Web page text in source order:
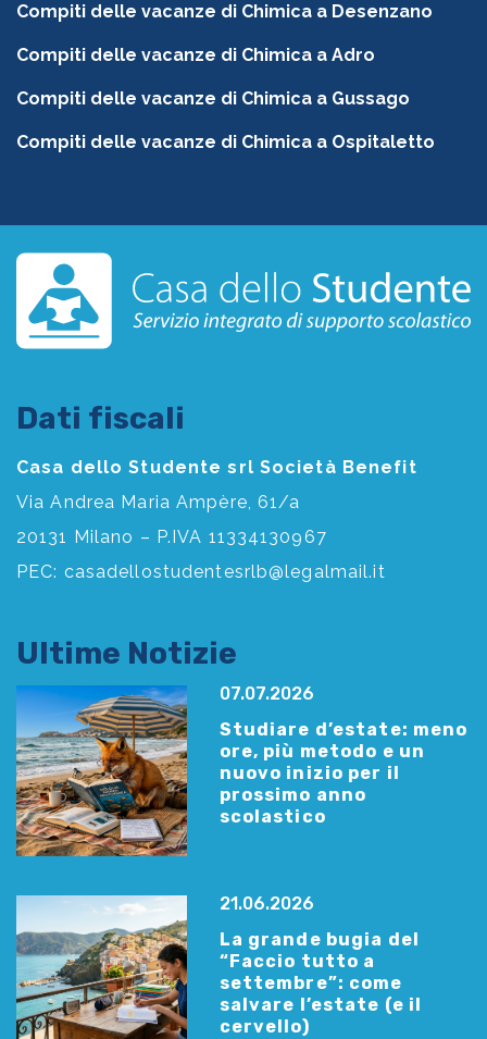
Compiti delle vacanze di Chimica a Desenzano
Compiti delle vacanze di Chimica a Adro
Compiti delle vacanze di Chimica a Gussago
Compiti delle vacanze di Chimica a Ospitaletto
Dati fiscali
Casa dello Studente srl Società Benefit
Via Andrea Maria Ampère, 61/a
20131 Milano – P.IVA 11334130967
PEC: casadellostudentesrlb@legalmail.it
Ultime Notizie
07.07.2026
Studiare d’estate: meno
ore, più metodo e un
nuovo inizio per il
prossimo anno
scolastico
21.06.2026
La grande bugia del
“Faccio tutto a
settembre”: come
salvare l’estate (e il
cervello)